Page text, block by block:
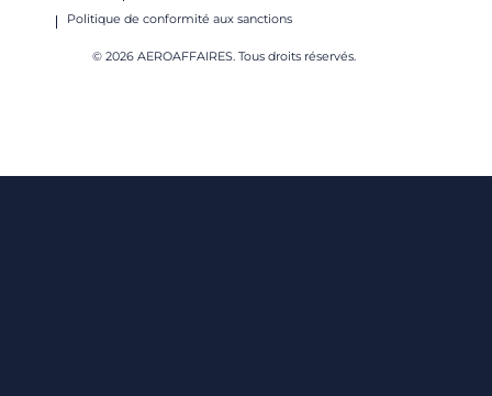
Politique de conformité aux sanctions
© 2026 AEROAFFAIRES. Tous droits réservés.